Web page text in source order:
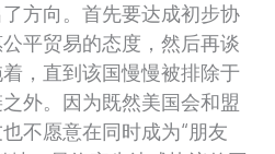
方向。首先要达成初步协
平贸易的态度，然后再谈
，直到该国慢慢被排除于
外。因为既然美国会和盟
不愿意在同时成为“朋友